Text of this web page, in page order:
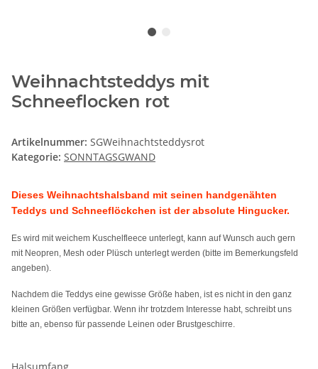
Weihnachtsteddys mit
Schneeflocken rot
Artikelnummer: SGWeihnachtsteddysrot
Kategorie: SONNTAGSGWAND
Dieses Weihnachtshalsband mit seinen handgenähten
Teddys und Schneeflöckchen ist der absolute Hingucker.
Es wird mit weichem Kuschelfleece unterlegt, kann auf Wunsch auch gern
mit Neopren, Mesh oder Plüsch unterlegt werden (bitte im Bemerkungsfeld
angeben).
Nachdem die Teddys eine gewisse Größe haben, ist es nicht in den ganz
kleinen Größen verfügbar. Wenn ihr trotzdem Interesse habt, schreibt uns
bitte an, ebenso für passende Leinen oder Brustgeschirre.